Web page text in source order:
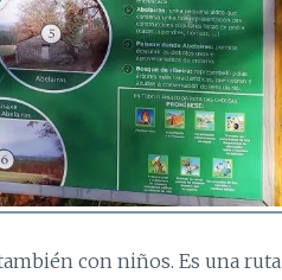
con niños. Es una ruta